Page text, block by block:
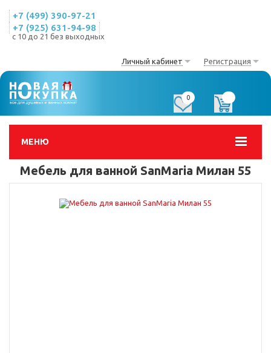
+7 (499) 390-97-21
+7 (925) 631-94-98
с 10 до 21 без выходных
Личный кабинет Регистрация
МЕНЮ
0
Мебель для ванной SanMaria Милан 55